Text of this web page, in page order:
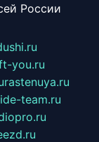
России
you.ru
rastenuya.ru
team.ru